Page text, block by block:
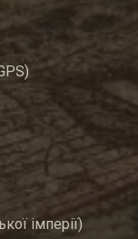
імперії)